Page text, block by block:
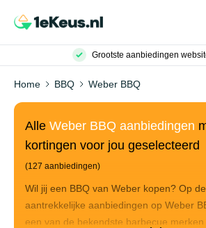
Grootste aanbiedingen
Home BBQ Weber BBQ
Alle Weber BBQ aanbiedingen
kortingen voor jou geselecteerd
(127 aanbiedingen)
Wil jij een BBQ van Weber kopen? Op
aantrekkelijke aanbiedingen op Weber
een van de bekendste barbecue merken